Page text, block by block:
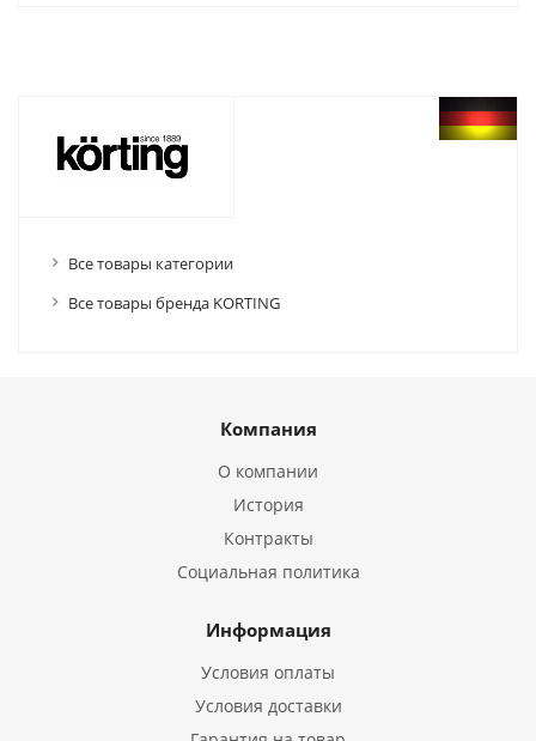
Все товары категории
Все товары бренда KORTING
Компания
О компании
История
Контракты
Социальная политика
Информация
Условия оплаты
Условия доставки